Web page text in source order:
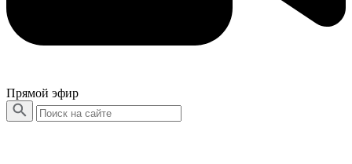
Прямой эфир